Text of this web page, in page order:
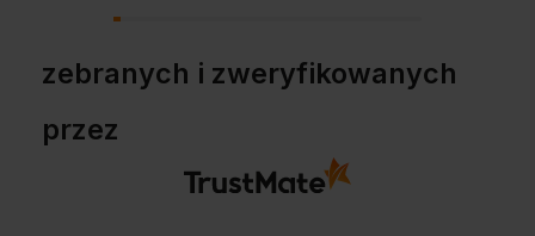
zebranych i zweryfikowanych
przez